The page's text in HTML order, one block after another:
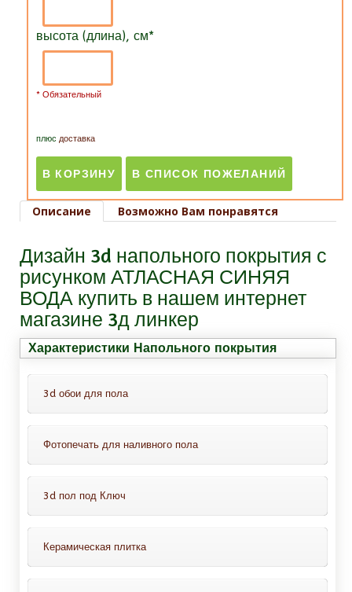
высота (длина), см*
* Обязательный
плюс доставка
Описание Возможно Вам понравятся
Дизайн 3d напольного покрытия с
рисунком АТЛАСНАЯ СИНЯЯ
ВОДА купить в нашем интернет
магазине 3д линкер
Характеристики Напольного покрытия
3d обои для пола
просто приклеить их на пол. Можно
проводить монтаж таких обоев на
плитку.
Фотопечать для наливного пола
Это декоративный слой с фотопечатью
Варианты нанесения фотопечати:
1. На самоклеящейся пленке (тогда вам не
3d пол под Ключ
В комплект входит :
1. Грунтовка для наливного пола, на один
Керамическая плитка